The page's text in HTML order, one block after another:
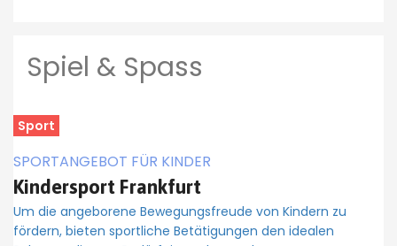
Spiel & Spass
Sport
SPORTANGEBOT FÜR KINDER
Kindersport Frankfurt
Um die angeborene Bewegungsfreude von Kindern zu
fördern, bieten sportliche Betätigungen den idealen